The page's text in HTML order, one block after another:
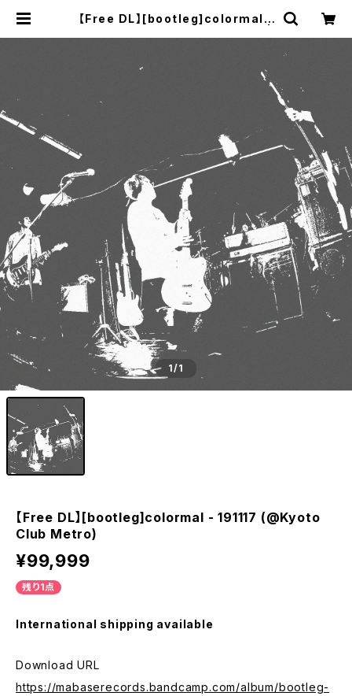
【Free DL】[bootleg​]​colormal -
1/1
【Free DL】[bootleg​]​colormal - 191117 (​@​Kyoto
Club Metro)
¥99,999
残り1点
International shipping available
Download URL
https://mabaserecords.bandcamp.com/album/bootleg-